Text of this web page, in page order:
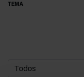
TEMA